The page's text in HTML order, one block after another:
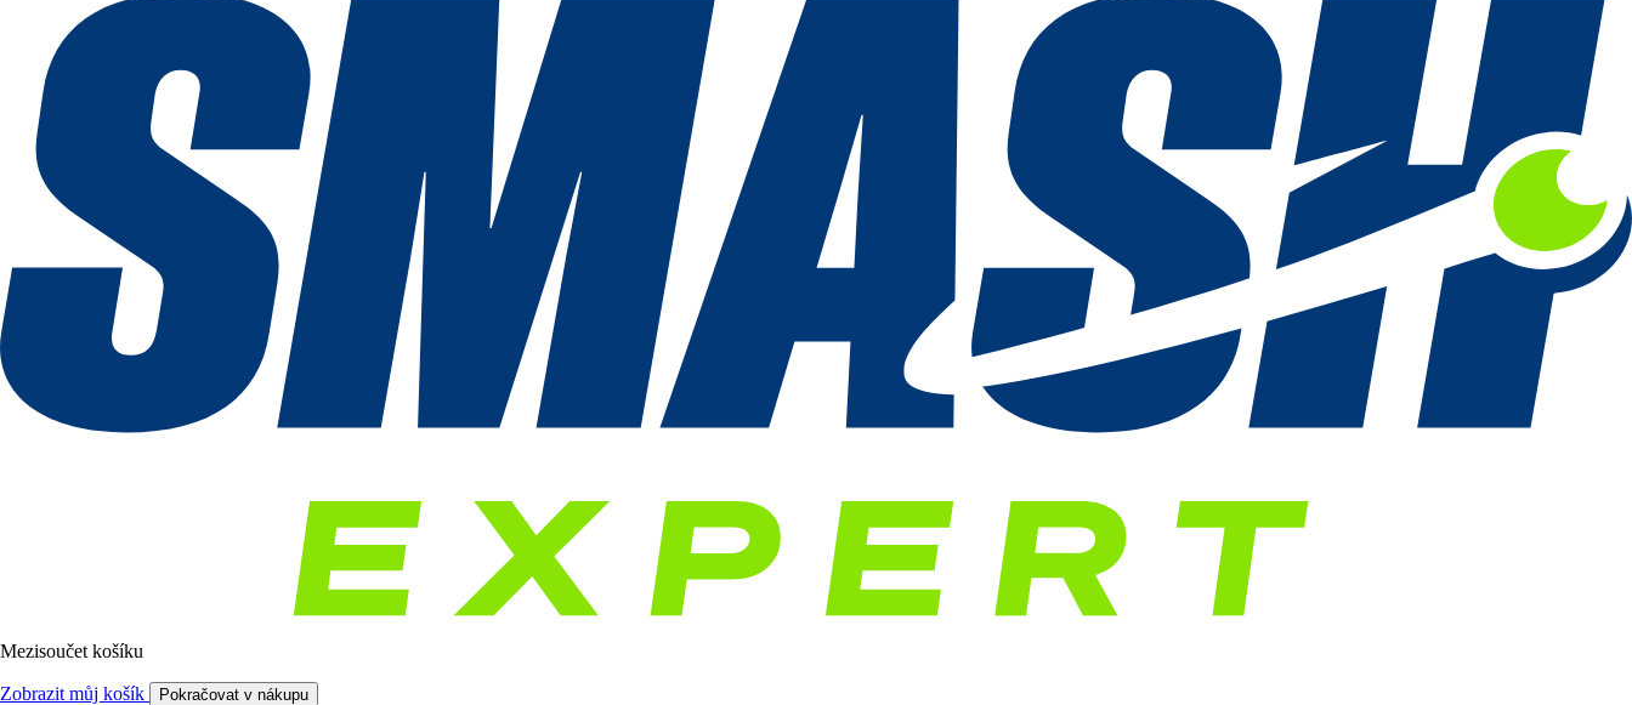
Mezisoučet košíku
Zobrazit můj košík Pokračovat v nákupu